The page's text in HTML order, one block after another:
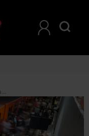
Cómo hacer para que el traslado de cada día al trabajo no te arruine la salud